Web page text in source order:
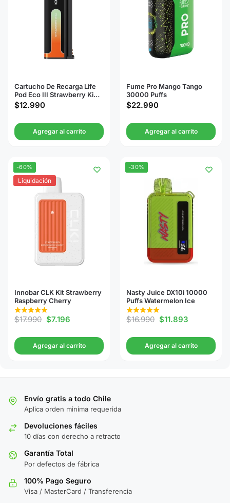
Cartucho De Recarga Life
Pod Eco III Strawberry Kiwi
20000 Puffs
$12.990
Agregar al carrito
Fume Pro Mango Tango
30000 Puffs
$22.990
Agregar al carrito
-60%
Liquidación
Innobar CLK Kit Strawberry
Raspberry Cherry
$17.990 $7.196
Agregar al carrito
-30%
Nasty Juice DX10i 10000
Puffs Watermelon Ice
$16.990 $11.893
Agregar al carrito
Envío gratis a todo Chile
Aplica orden minima requerida
Devoluciones fáciles
10 días con derecho a retracto
Garantía Total
Por defectos de fábrica
100% Pago Seguro
Visa / MasterCard / Transferencia